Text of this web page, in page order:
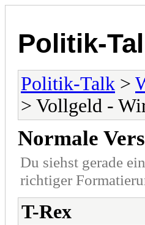
Politik-
Politik-Talk >
> Vollgeld -
Normale
Du siehst gerade
richtiger
T-Rex